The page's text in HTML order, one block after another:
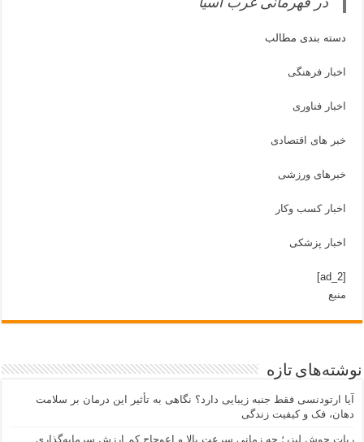
دسته بندی مطالب
اخبار فرهنگی
اخبار فناوری
خبر های اقتصادی
خبرهای ورزشی
اخبار کسب وکار
اخبار پزشکی
منبع
تازه
ارتودنسی فقط جنبه زیبایی دارد؟ نگاهی به تأثیر این درمان بر سلامت
فک و کیفیت زندگی
جوش لیزر؛ چه زمانی سرعت بالا و اعوجاج کم ارزش سرمایه‌گذاری